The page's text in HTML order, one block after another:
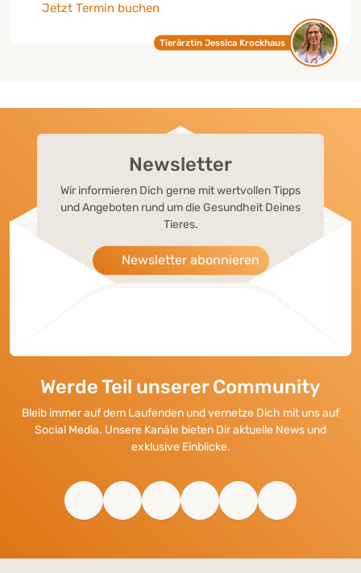
Jetzt Termin buchen
Tierärztin Jessica Krockhaus
Newsletter
Wir informieren Dich gerne mit wertvollen Tipps
und Angeboten rund um die Gesundheit Deines
Tieres.
Newsletter abonnieren
Werde Teil unserer Community
Bleib immer auf dem Laufenden und vernetze Dich mit uns auf
Social Media. Unsere Kanäle bieten Dir aktuelle News und
exklusive Einblicke.